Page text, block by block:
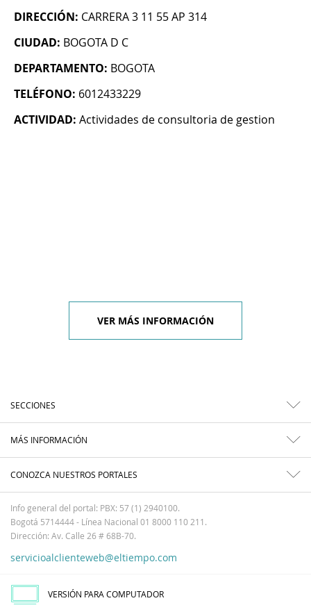
DIRECCIÓN: CARRERA 3 11 55 AP 314
CIUDAD: BOGOTA D C
DEPARTAMENTO: BOGOTA
TELÉFONO: 6012433229
ACTIVIDAD: Actividades de consultoria de gestion
VER MÁS INFORMACIÓN
SECCIONES
MÁS INFORMACIÓN
CONOZCA NUESTROS PORTALES
Info general del portal: PBX: 57 (1) 2940100.
Bogotá 5714444 - Línea Nacional 01 8000 110 211.
Dirección: Av. Calle 26 # 68B-70.
servicioalclienteweb@eltiempo.com
VERSIÓN PARA COMPUTADOR